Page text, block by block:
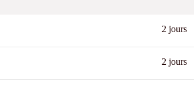
2 jours
2 jours